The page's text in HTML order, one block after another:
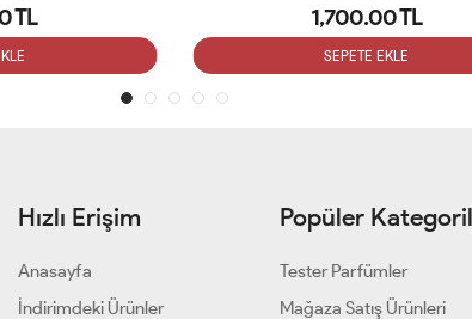
TL 1,700.00 TL
SEPETE EKLE
Hızlı Erişim
Anasayfa
İndirimdeki Ürünler
Popüler
Tester Parfümler
Mağaza Satış Ürünleri